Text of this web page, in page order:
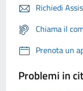
Richiedi
Chiama il
Prenota un
Problemi in